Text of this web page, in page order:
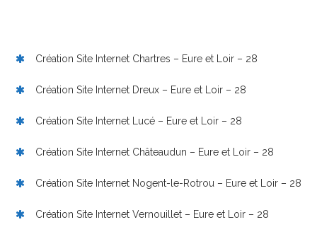
Création Site Internet Chartres – Eure et Loir – 28
Création Site Internet Dreux – Eure et Loir – 28
Création Site Internet Lucé – Eure et Loir – 28
Création Site Internet Châteaudun – Eure et Loir – 28
Création Site Internet Nogent-le-Rotrou – Eure et Loir – 28
Création Site Internet Vernouillet – Eure et Loir – 28